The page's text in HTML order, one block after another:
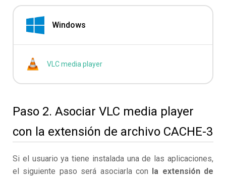
Windows
VLC media player
Paso 2. Asociar VLC media player
con la extensión de archivo CACHE-3
Si el usuario ya tiene instalada una de las aplicaciones,
el siguiente paso será asociarla con la extensión de